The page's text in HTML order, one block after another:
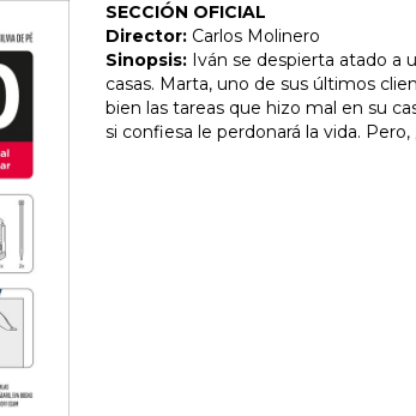
SECCIÓN OFICIAL
Director: Carlos Molinero
Sinopsis: Iván se despierta atado a
casas. Marta, uno de sus últimos
bien las tareas que hizo mal en su
si confiesa le perdonará la vida.